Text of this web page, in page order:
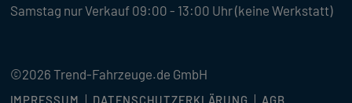
Samstag nur Verkauf 09:00 - 13:00 Uhr (keine Werkstatt)
©2026 Trend-Fahrzeuge.de GmbH
IMPRESSUM DATENSCHUTZERKLÄRUNG AGB